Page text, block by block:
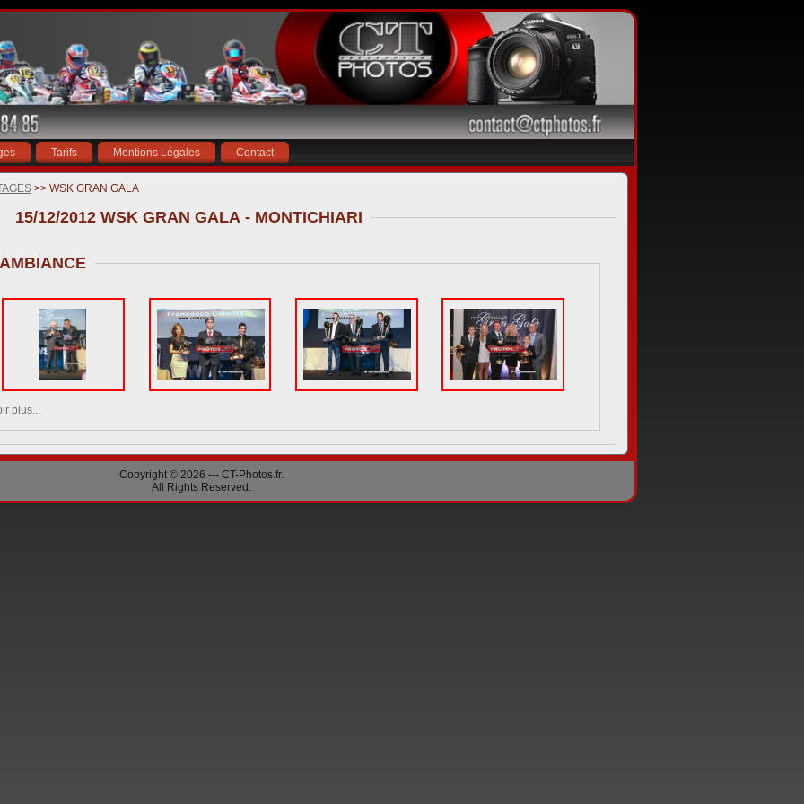
Tarifs Mentions Légales Contact
>> WSK GRAN GALA
15/12/2012 WSK GRAN GALA - MONTICHIARI
AMBIANCE
plus...
Copyright © 2026 --- CT-Photos.fr.
All Rights Reserved.